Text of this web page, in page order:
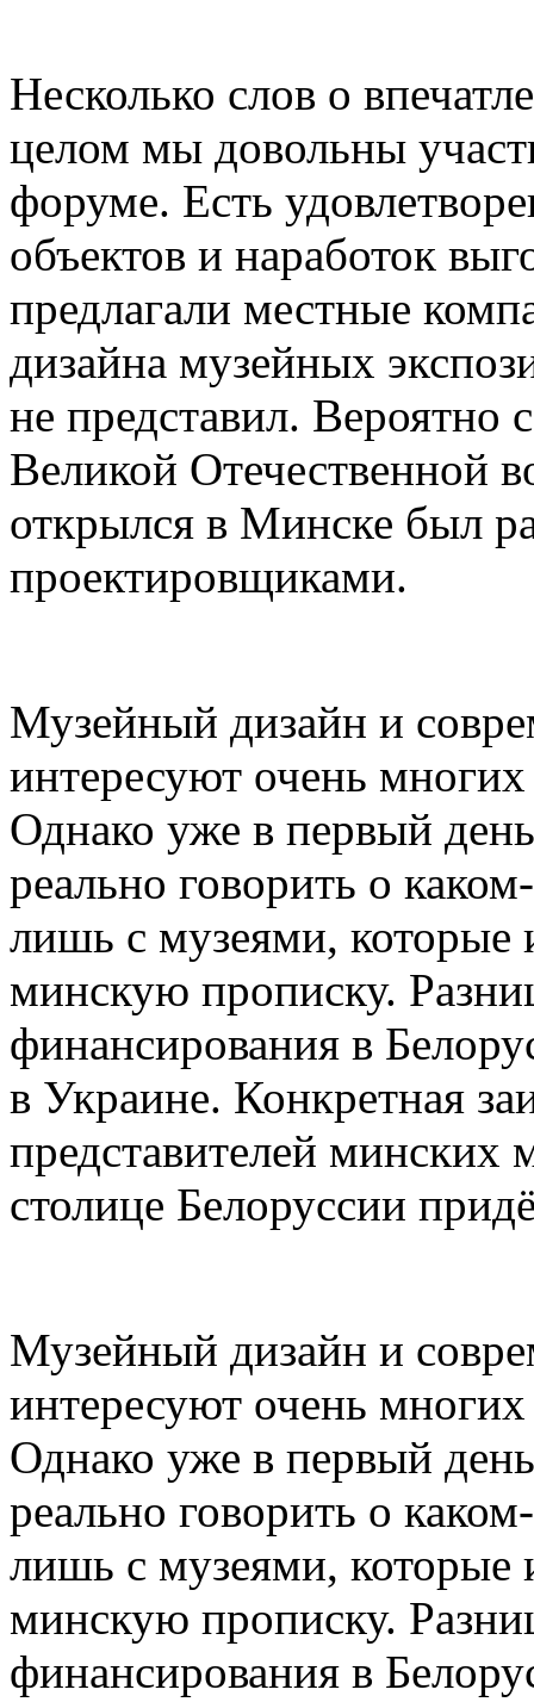
Несколько слов о
целом мы довольны
форуме. Есть
объектов и наработок
предлагали местные
дизайна музейных
не представил. Вероятно
Великой Отечественной
открылся в Минске был
проектировщиками.
Музейный дизайн и
интересуют очень
Однако уже в первый
реально говорить о
лишь с музеями, которые
минскую прописку.
финансирования в
в Украине. Конкретная
представителей минских
столице Белоруссии
Музейный дизайн и
интересуют очень
Однако уже в первый
реально говорить о
лишь с музеями, которые
минскую прописку.
финансирования в